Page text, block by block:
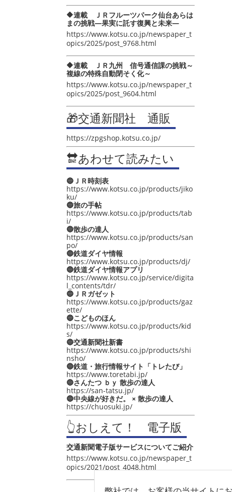
🔶連載 ＪＲフルーツパーク仙台あらは
まの挑戦―果実に託す復興と未来―
https://www.kotsu.co.jp/newspaper_t
opics/2025/post_9768.html
🔶連載 ＪＲ九州 信号通信課の挑戦～
複線の特殊自動閉そく化～
https://www.kotsu.co.jp/newspaper_t
opics/2025/post_9604.html
🎁交通新聞社 通販
https://zpgshop.kotsu.co.jp/
🔛あわせて読みたい
🔵ＪＲ時刻表
https://www.kotsu.co.jp/products/jiko
ku/
🔵旅の手帖
https://www.kotsu.co.jp/products/tab
i/
🔵散歩の達人
https://www.kotsu.co.jp/products/san
po/
🔵鉄道ダイヤ情報
https://www.kotsu.co.jp/products/dj/
🔵鉄道ダイヤ情報アプリ
https://www.kotsu.co.jp/service/digita
l_contents/tdr/
🔵ＪＲガゼット
https://www.kotsu.co.jp/products/gaz
ette/
🔵こどものほん
https://www.kotsu.co.jp/products/kid
s/
🔵交通新聞社新書
https://www.kotsu.co.jp/products/shi
nsho/
🔵鉄道・旅行情報サイト「トレたび」
https://www.toretabi.jp/
🔵さんたつ ｂｙ 散歩の達人
https://san-tatsu.jp/
🔵中央線が好きだ。 × 散歩の達人
https://chuosuki.jp/
👆おしえて！ 電子版
交通新聞電子版サービスについてご紹介
https://www.kotsu.co.jp/newspaper_t
opics/2021/post_4048.html